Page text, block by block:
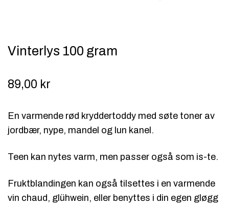
Vinterlys 100 gram
89,00 kr
En varmende rød kryddertoddy med søte toner av
jordbær, nype, mandel og lun kanel.
Teen kan nytes varm, men passer også som is-te.
Fruktblandingen kan også tilsettes i en varmende
vin chaud, glühwein, eller benyttes i din egen gløgg